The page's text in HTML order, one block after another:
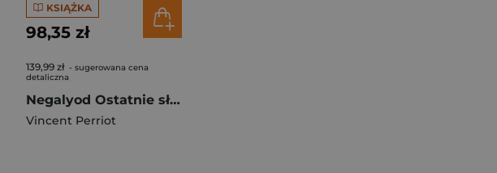
KSIĄŻKA
98,35 zł
139,99 zł - sugerowana cena
detaliczna
Negalyod Ostatnie słowo Tom 2
Vincent Perriot